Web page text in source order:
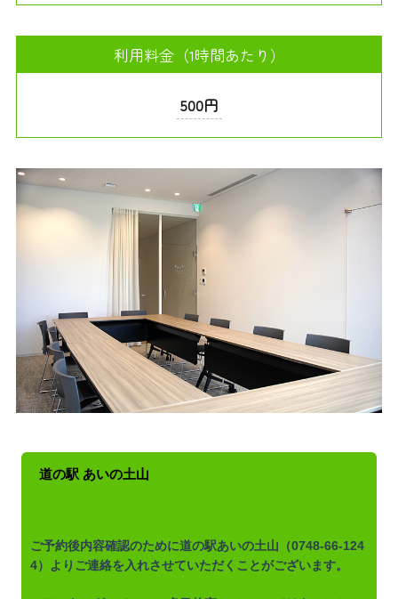
利用料金（1時間あたり）
500円